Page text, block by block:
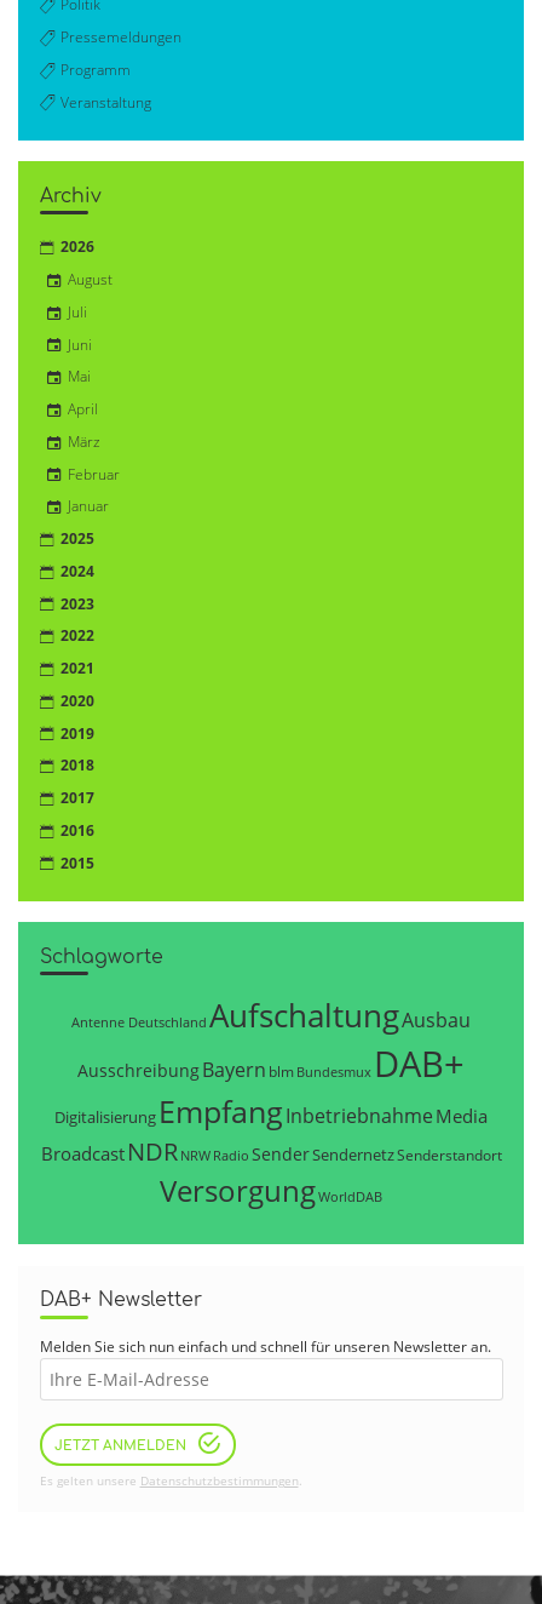
Politik
Pressemeldungen
Programm
Veranstaltung
Archiv
2026
August
Juli
Juni
Mai
April
März
Februar
Januar
2025
2024
2023
2022
2021
2020
2019
2018
2017
2016
2015
Schlagworte
Antenne Deutschland AufschaltungAusbau
AusschreibungBayern blm Bundesmux DAB+
Digitalisierung EmpfangInbetriebnahme Media
Broadcast NDR NRW Radio SenderSendernetzSenderstandort
VersorgungWorldDAB
DAB+ Newsletter
Melden Sie sich nun einfach und schnell für unseren Newsletter an.
JETZT ANMELDEN
Es gelten unsere Datenschutzbestimmungen.